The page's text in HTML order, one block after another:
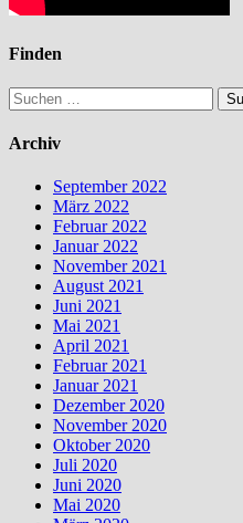
Finden
Suchen
nach:
Archiv
September 2022
März 2022
Februar 2022
Januar 2022
November 2021
August 2021
Juni 2021
Mai 2021
April 2021
Februar 2021
Januar 2021
Dezember 2020
November 2020
Oktober 2020
Juli 2020
Juni 2020
Mai 2020